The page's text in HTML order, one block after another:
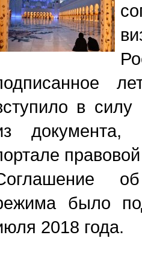
в
документа,
было
2018 года.